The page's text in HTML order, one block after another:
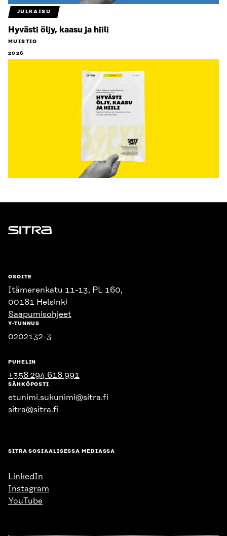
JULKAISU
Hyvästi öljy, kaasu ja hiili
MUISTIO
2026
Sitra
OSOITE
Itämerenkatu 11-13, PL 160,
00181 Helsinki
Saapumisohjeet
Y-TUNNUS
0202132-3
PUHELIN
+358 294 618 991
SÄHKÖPOSTI
etunimi.sukunimi@sitra.fi
sitra@sitra.fi
SITRA SOSIAALISESSA MEDIASSA
LinkedIn
Instagram
YouTube